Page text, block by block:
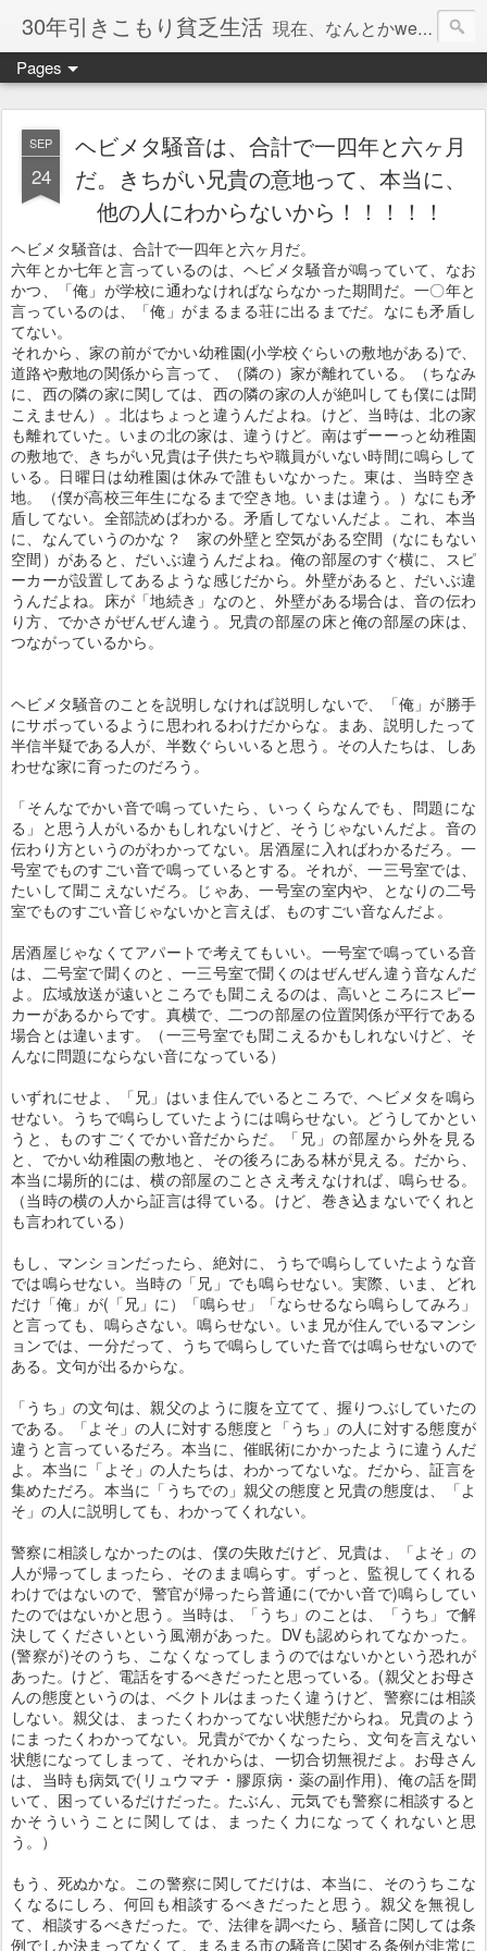
30年引きこもり貧乏生活 現在、なんとかweb系の仕事で食べています。このブログで扱う問題は「この世とはなにか」「人生とはなにか」「人間とはなにか」「強迫神経症の原因と解決法」「うつ病の原因と寄り添う方法」「家族の問題」などについてです。
Pages
SEP
24
ヘビメタ騒音は、合計で一四年と六ヶ月
だ。きちがい兄貴の意地って、本当に、
他の人にわからないから！！！！！
ヘビメタ騒音は、合計で一四年と六ヶ月だ。
六年とか七年と言っているのは、ヘビメタ騒音が鳴っていて、なお
かつ、「俺」が学校に通わなければならなかった期間だ。一〇年と
言っているのは、「俺」がまるまる荘に出るまでだ。なにも矛盾し
てない。
それから、家の前がでかい幼稚園(小学校ぐらいの敷地がある)で、
道路や敷地の関係から言って、（隣の）家が離れている。（ちなみ
に、西の隣の家に関しては、西の隣の家の人が絶叫しても僕には聞
こえません）。北はちょっと違うんだよね。けど、当時は、北の家
も離れていた。いまの北の家は、違うけど。南はずーーっと幼稚園
の敷地で、きちがい兄貴は子供たちや職員がいない時間に鳴らして
いる。日曜日は幼稚園は休みで誰もいなかった。東は、当時空き
地。（僕が高校三年生になるまで空き地。いまは違う。）なにも矛
盾してない。全部読めばわかる。矛盾してないんだよ。これ、本当
に、なんていうのかな？ 家の外壁と空気がある空間（なにもない
空間）があると、だいぶ違うんだよね。俺の部屋のすぐ横に、スピ
ーカーが設置してあるような感じだから。外壁があると、だいぶ違
うんだよね。床が「地続き」なのと、外壁がある場合は、音の伝わ
り方、でかさがぜんぜん違う。兄貴の部屋の床と俺の部屋の床は、
つながっているから。
ヘビメタ騒音のことを説明しなければ説明しないで、「俺」が勝手
にサボっているように思われるわけだからな。まあ、説明したって
半信半疑である人が、半数ぐらいいると思う。その人たちは、しあ
わせな家に育ったのだろう。
「そんなでかい音で鳴っていたら、いっくらなんでも、問題にな
る」と思う人がいるかもしれないけど、そうじゃないんだよ。音の
伝わり方というのがわかってない。居酒屋に入ればわかるだろ。一
号室でものすごい音で鳴っているとする。それが、一三号室では、
たいして聞こえないだろ。じゃあ、一号室の室内や、となりの二号
室でものすごい音じゃないかと言えば、ものすごい音なんだよ。
居酒屋じゃなくてアパートで考えてもいい。一号室で鳴っている音
は、二号室で聞くのと、一三号室で聞くのはぜんぜん違う音なんだ
よ。広域放送が遠いところでも聞こえるのは、高いところにスピー
カーがあるからです。真横で、二つの部屋の位置関係が平行である
場合とは違います。（一三号室でも聞こえるかもしれないけど、そ
んなに問題にならない音になっている）
いずれにせよ、「兄」はいま住んでいるところで、ヘビメタを鳴ら
せない。うちで鳴らしていたようには鳴らせない。どうしてかとい
うと、ものすごくでかい音だからだ。「兄」の部屋から外を見る
と、でかい幼稚園の敷地と、その後ろにある林が見える。だから、
本当に場所的には、横の部屋のことさえ考えなければ、鳴らせる。
（当時の横の人から証言は得ている。けど、巻き込まないでくれと
も言われている）
もし、マンションだったら、絶対に、うちで鳴らしていたような音
では鳴らせない。当時の「兄」でも鳴らせない。実際、いま、どれ
だけ「俺」が(「兄」に）「鳴らせ」「ならせるなら鳴らしてみろ」
と言っても、鳴らさない。鳴らせない。いま兄が住んでいるマンシ
ョンでは、一分だって、うちで鳴らしていた音では鳴らせないので
ある。文句が出るからな。
「うち」の文句は、親父のように腹を立てて、握りつぶしていたの
である。「よそ」の人に対する態度と「うち」の人に対する態度が
違うと言っているだろ。本当に、催眠術にかかったように違うんだ
よ。本当に「よそ」の人たちは、わかってないな。だから、証言を
集めただろ。本当に「うちでの」親父の態度と兄貴の態度は、「よ
そ」の人に説明しても、わかってくれない。
警察に相談しなかったのは、僕の失敗だけど、兄貴は、「よそ」の
人が帰ってしまったら、そのまま鳴らす。ずっと、監視してくれる
わけではないので、警官が帰ったら普通に(でかい音で)鳴らしてい
たのではないかと思う。当時は、「うち」のことは、「うち」で解
決してくださいという風潮があった。DVも認められてなかった。
(警察が)そのうち、こなくなってしまうのではないかという恐れが
あった。けど、電話をするべきだったと思っている。(親父とお母さ
んの態度というのは、ベクトルはまったく違うけど、警察には相談
しない。親父は、まったくわかってない状態だからね。兄貴のよう
にまったくわかってない。兄貴がでかくなったら、文句を言えない
状態になってしまって、それからは、一切合切無視だよ。お母さん
は、当時も病気で(リュウマチ・膠原病・薬の副作用)、俺の話を聞
いて、困っているだけだった。たぶん、元気でも警察に相談すると
かそういうことに関しては、まったく力になってくれないと思
う。）
もう、死ぬかな。この警察に関してだけは、本当に、そのうちこな
くなるにしろ、何回も相談するべきだったと思う。親父を無視し
て、相談するべきだった。で、法律を調べたら、騒音に関しては条
例でしか決まってなくて、まるまる市の騒音に関する条例が非常に